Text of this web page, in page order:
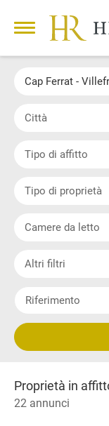
Cap Ferrat -
Città
Tipo di affitto
Tipo di proprietà
Camere da letto
Altri filtri
Proprietà in
22 annunci